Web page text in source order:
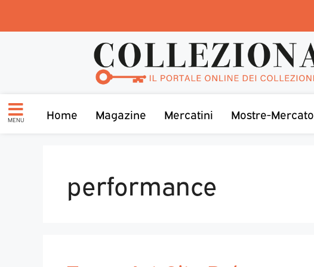
MENU Home Magazine Mercatini Mostre-Mercato
performance